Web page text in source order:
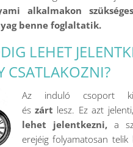
alkalmakon
benne foglaltatik.
LEHET
CSATLAKOZNI?
Az induló csoport
észárt lesz. Ez azt
lehet jelentkezni, a
erejéig folyamatosan